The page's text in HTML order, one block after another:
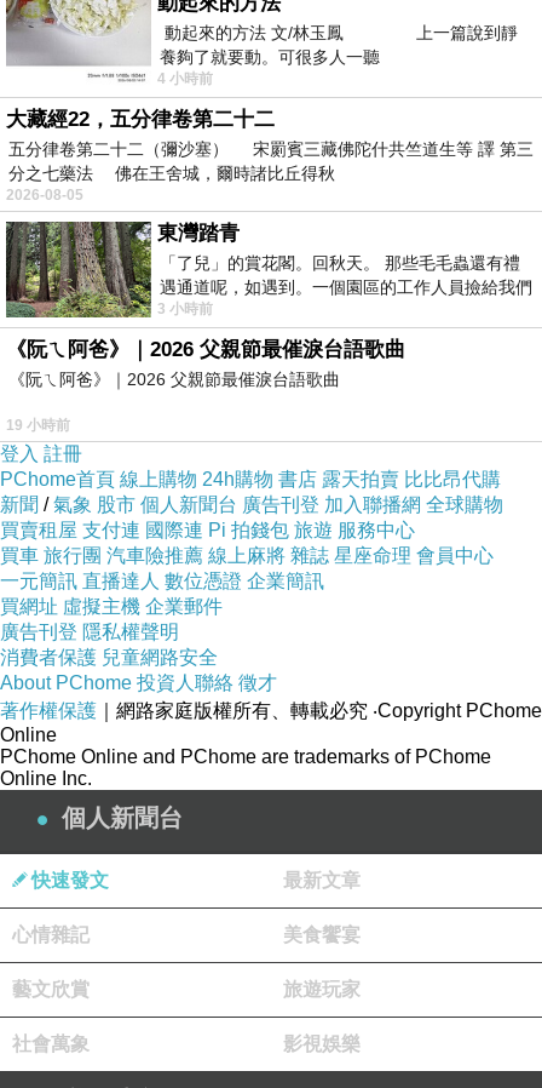
這個大鳥居是銅製的，真的很大一個
動起來的方法 文/林玉鳳 上一篇說到靜
養夠了就要動。可很多人一聽
4 小時前
大藏經22，五分律卷第二十二
五分律卷第二十二（彌沙塞） 宋罽賓三藏佛陀什共竺道生等 譯 第三
分之七藥法 佛在王舍城，爾時諸比丘得秋
2026-08-05
東灣踏青
「了兒」的賞花閣。回秋天。 那些毛毛蟲還有禮
遇通道呢，如遇到。一個園區的工作人員撿給我們
細賞。
3 小時前
《阮ㄟ阿爸》｜2026 父親節最催淚台語歌曲
《阮ㄟ阿爸》｜2026 父親節最催淚台語歌曲
19 小時前
登入 註冊
PChome首頁 線上購物 24h購物 書店 露天拍賣 比比昂代購
新聞 /氣象 股市 個人新聞台 廣告刊登 加入聯播網 全球購物
買賣租屋 支付連 國際連 Pi 拍錢包 旅遊 服務中心
買車 旅行團 汽車險推薦 線上麻將 雜誌 星座命理 會員中心
一元簡訊 直播達人 數位憑證 企業簡訊
買網址 虛擬主機 企業郵件
廣告刊登 隱私權聲明
消費者保護 兒童網路安全
About PChome 投資人聯絡 徵才
著作權保護 ｜網路家庭版權所有、轉載必究 ‧Copyright PChome
Online
PChome Online and PChome are trademarks of PChome
Online Inc.
個人新聞台
快速發文 最新文章
心情雜記 美食饗宴
藝文欣賞 旅遊玩家
社會萬象 影視娛樂